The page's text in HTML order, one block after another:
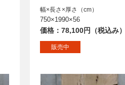
幅×長さ×厚さ（cm）
750×1990×56
価格：78,100円（税込み）
販売中